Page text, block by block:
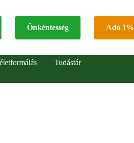
Önkéntesség Adó 1%
Tudástár